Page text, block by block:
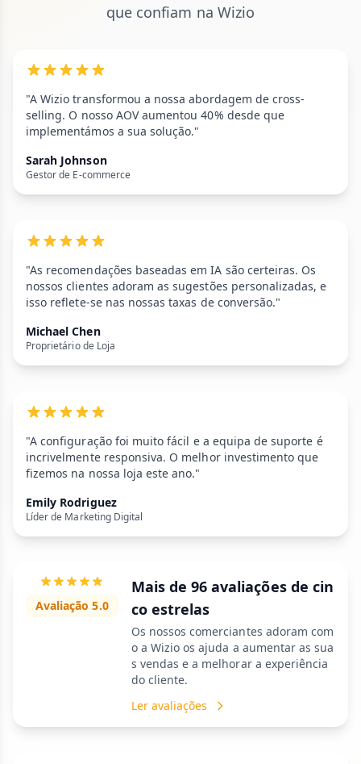
que confiam na Wizio
"A Wizio transformou a nossa abordagem de cross-
selling. O nosso AOV aumentou 40% desde que
implementámos a sua solução."
Sarah Johnson
Gestor de E-commerce
"As recomendações baseadas em IA são certeiras. Os
nossos clientes adoram as sugestões personalizadas, e
isso reflete-se nas nossas taxas de conversão."
Michael Chen
Proprietário de Loja
"A configuração foi muito fácil e a equipa de suporte é
incrivelmente responsiva. O melhor investimento que
fizemos na nossa loja este ano."
Emily Rodriguez
Líder de Marketing Digital
Avaliação 5.0
Mais de 96 avaliações de cin
co estrelas
Os nossos comerciantes adoram com
o a Wizio os ajuda a aumentar as sua
s vendas e a melhorar a experiência
do cliente.
Ler avaliações